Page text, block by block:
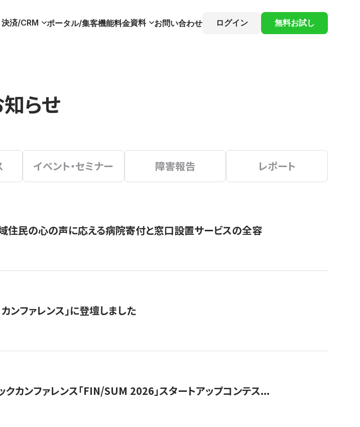
決済/CRM ポータル/集客機能料金資料 お問い合わせ ログイン 無料お試し
らせ
イベント・セミナー 障害報告 レポート
住民の心の声に応える病院寄付と窓口設置サービスの全容
ファレンス」に登壇しました
クカンファレンス「FIN/SUM 2026」スタートアップコンテス...